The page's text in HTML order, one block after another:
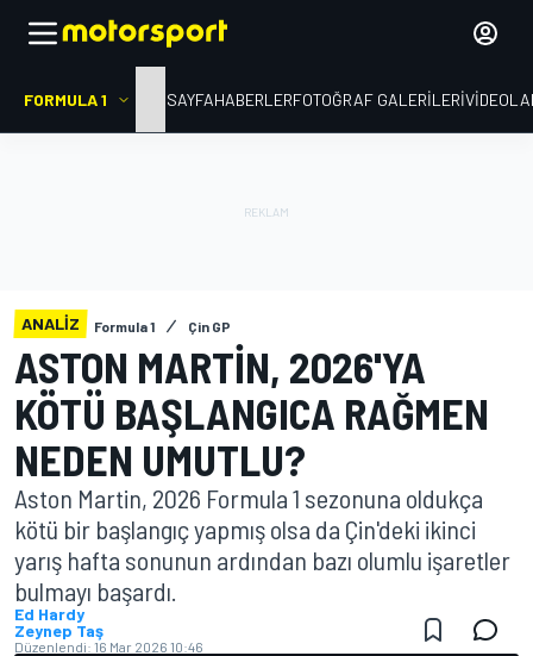
FORMULA 1 ANA SAYFAHABERLERFOTOĞRAF GALERILERI
ANALIZ Formula 1 Çin GP
ASTON MARTIN, 2026'YA
KÖTÜ BAŞLANGICA RAĞMEN
NEDEN UMUTLU?
Aston Martin, 2026 Formula 1 sezonuna oldukça
kötü bir başlangıç yapmış olsa da Çin'deki ikinci
yarış hafta sonunun ardından bazı olumlu işaretler
bulmayı başardı.
Ed Hardy
Zeynep Taş
Düzenlendi: 16 Mar 2026 10:46